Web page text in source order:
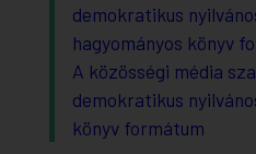
demokratikus
hagyományos könyv
A közösségi média
demokratikus
könyv formátum